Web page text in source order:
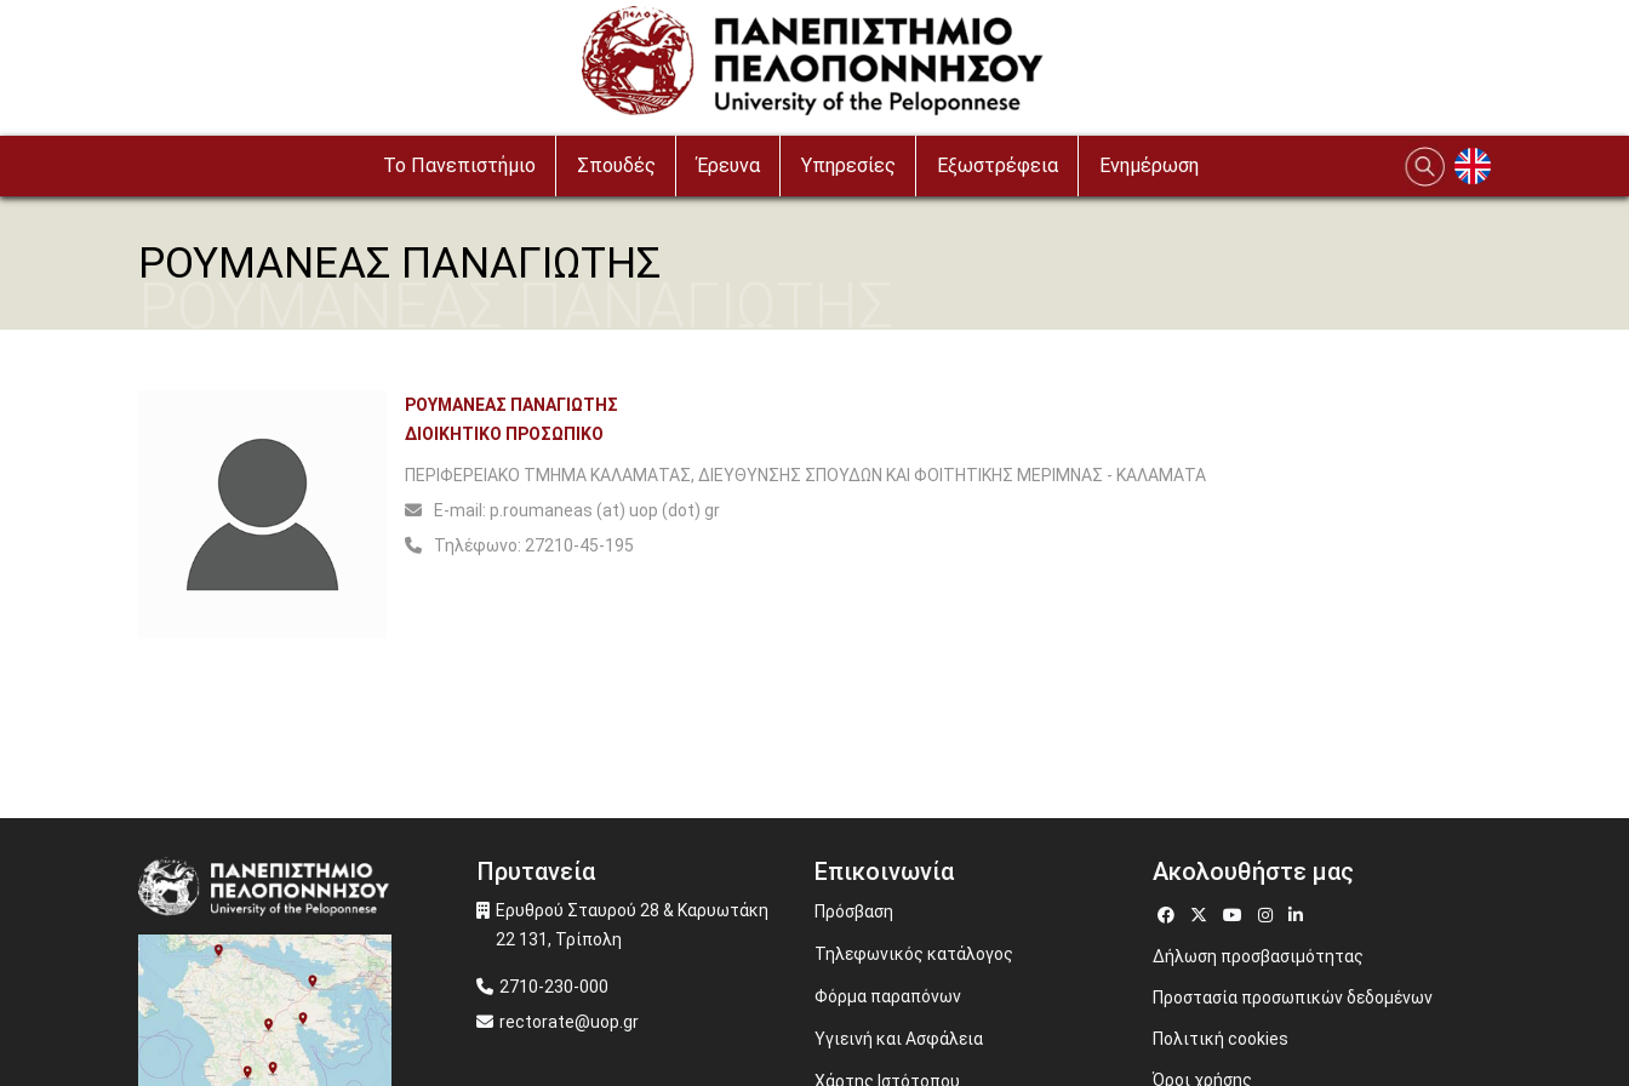
To Πανεπιστήμιο Σπουδές Έρευνα Υπηρεσίες Εξωστρέφεια Ενημέρωση
ΡΟΥΜΑΝΕΑΣ ΠΑΝΑΓΙΩΤΗΣ
ΡΟΥΜΑΝΕΑΣ ΠΑΝΑΓΙΩΤΗΣ
ΔΙΟΙΚΗΤΙΚΟ ΠΡΟΣΩΠΙΚΟ
ΠΕΡΙΦΕΡΕΙΑΚΟ ΤΜΗΜΑ ΚΑΛΑΜΑΤΑΣ, ΔΙΕΥΘΥΝΣΗΣ ΣΠΟΥΔΩΝ ΚΑΙ ΦΟΙΤΗΤΙΚΗΣ ΜΕΡΙΜΝΑΣ - ΚΑΛΑΜΑΤΑ
Ε-mail: p.roumaneas (at) uop (dot) gr
Τηλέφωνο: 27210-45-195
Image Πρυτανεία
Ερυθρού Σταυρού 28 & Καρυωτάκη
22 131, Τρίπολη
2710-230-000
rectorate@uop.gr
Επικοινωνία
Πρόσβαση
Τηλεφωνικός κατάλογος
Φόρμα παραπόνων
Υγιεινή και Ασφάλεια
Χάρτης Ιστότοπου
Ακολουθήστε μας
Δήλωση προσβασιμότητας
Προστασία προσωπικών δεδομένων
Πολιτική cookies
Όροι χρήσης